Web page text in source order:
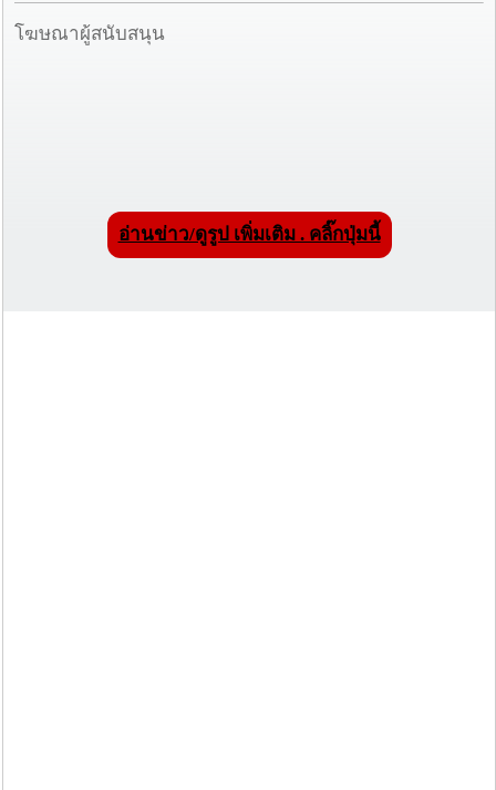
โฆษณาผู้สนับสนุน
อ่านข่าว/ดูรูป เพิ่มเติม . คลิ๊กปุ่มนี้